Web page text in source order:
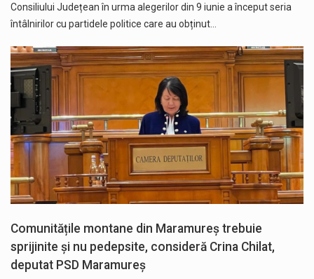
Consiliului Județean în urma alegerilor din 9 iunie a început seria
întâlnirilor cu partidele politice care au obținut…
Comunitățile montane din Maramureș trebuie
sprijinite și nu pedepsite, consideră Crina Chilat,
deputat PSD Maramureș